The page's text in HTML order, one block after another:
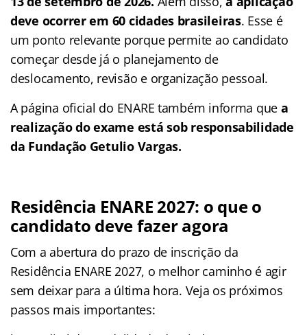
deve ocorrer em 60 cidades brasileiras. Esse é
um ponto relevante porque permite ao candidato
começar desde já o planejamento de
deslocamento, revisão e organização pessoal.
A página oficial do ENARE também informa que a
realização do exame está sob responsabilidade
da Fundação Getulio Vargas.
Residência ENARE 2027: o que o
candidato deve fazer agora
Com a abertura do prazo de inscrição da
Residência ENARE 2027, o melhor caminho é agir
sem deixar para a última hora. Veja os próximos
passos mais importantes: